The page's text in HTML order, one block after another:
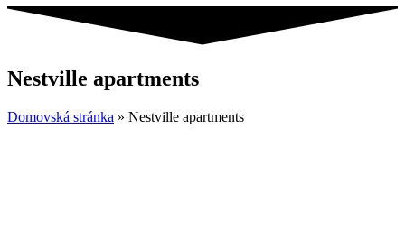
Nestville apartments
Domovská stránka » Nestville apartments